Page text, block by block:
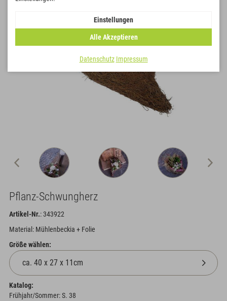
Pflanz-Schwungherz
Artikel-Nr.: 343922
Material: Mühlenbeckia + Folie
Größe wählen:
Katalog:
Frühjahr/Sommer: S. 38
Einstellungen
Alle Akzeptieren
Datenschutz Impressum